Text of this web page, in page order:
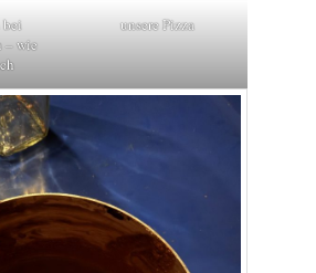
bei
– wie
unsere Pizza